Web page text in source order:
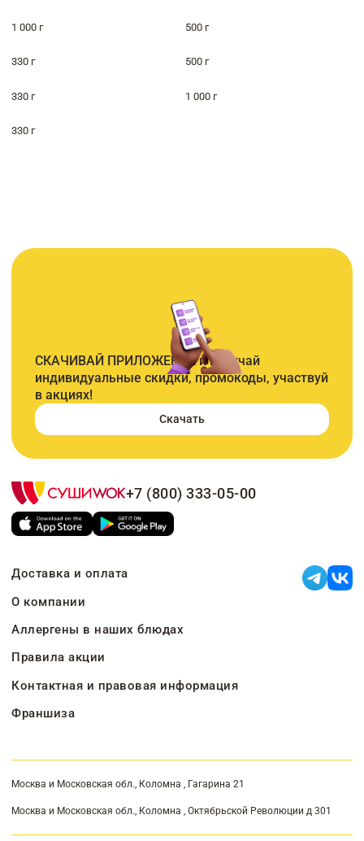
1 000 г 500 г
330 г 500 г
330 г 1 000 г
330 г
СКАЧИВАЙ ПРИЛОЖЕНИЕ и получай
индивидуальные скидки, промокоды, участвуй
в акциях!
Скачать
+7 (800) 333-05-00
Доставка и оплата
О компании
Аллергены в наших блюдах
Правила акции
Контактная и правовая информация
Франшиза
Москва и Московская обл., Коломна , Гагарина 21
Москва и Московская обл., Коломна , Октябрьской Революции д 301